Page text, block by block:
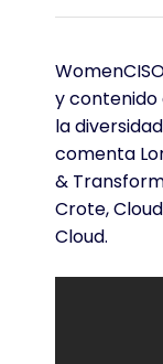
y contenido
la
comenta
&
Crote,
Cloud.